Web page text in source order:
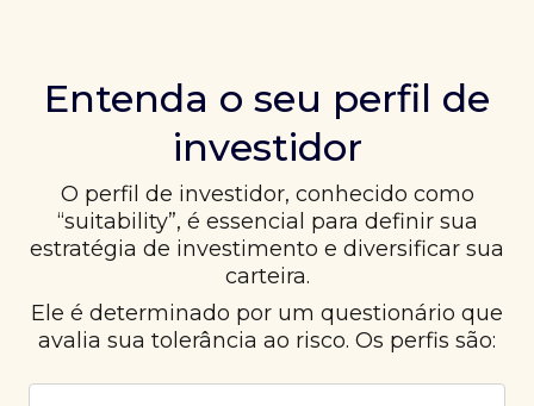
Entenda o seu perfil de
investidor
O perfil de investidor, conhecido como
“suitability”, é essencial para definir sua
estratégia de investimento e diversificar sua
carteira.
Ele é determinado por um questionário que
avalia sua tolerância ao risco. Os perfis são: